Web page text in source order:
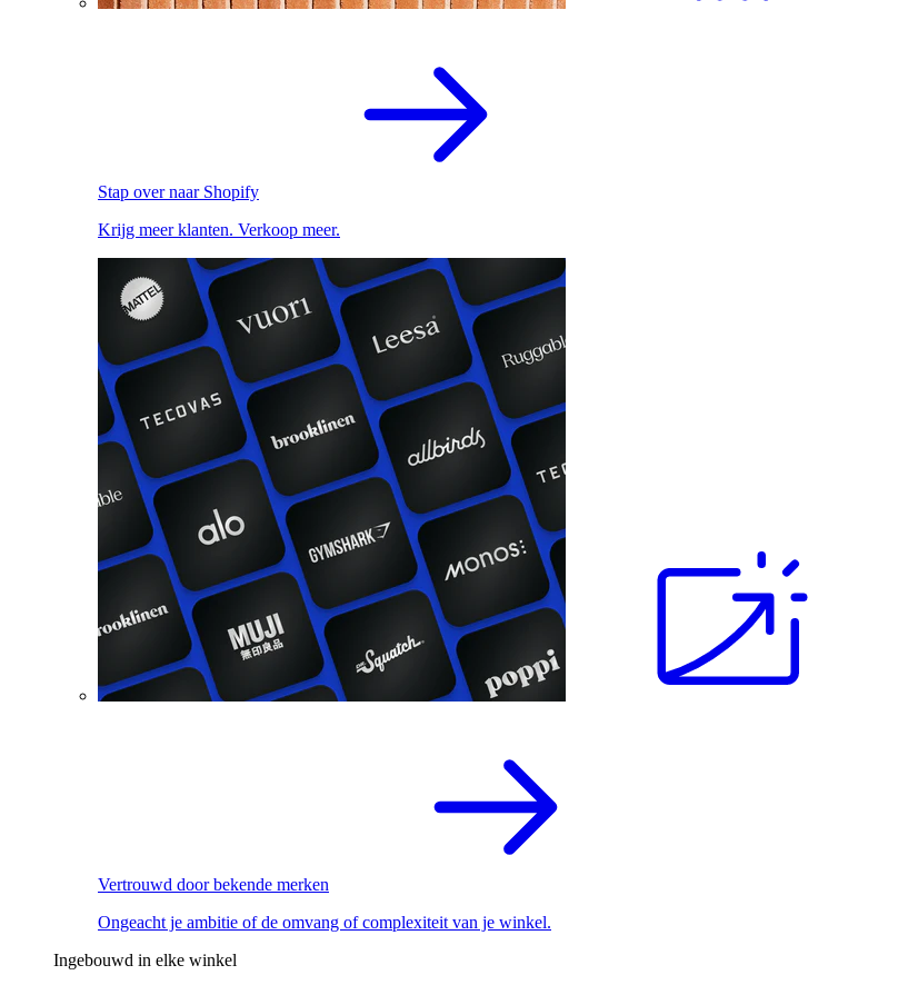
Stap over naar Shopify
Krijg meer klanten. Verkoop meer.
Vertrouwd door bekende merken
Ongeacht je ambitie of de omvang of complexiteit van je winkel.
Ingebouwd in elke winkel